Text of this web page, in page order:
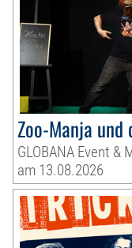
Zoo-Manja
GLOBANA Event &
am 13.08.2026